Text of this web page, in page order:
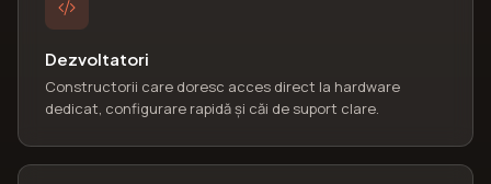
Dezvoltatori
Constructorii care doresc acces direct la hardware
dedicat, configurare rapidă și căi de suport clare.